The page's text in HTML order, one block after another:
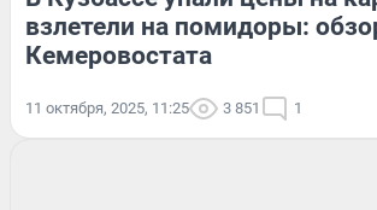
взлетели на помидоры:
Кемеровостата
11 октября, 2025, 11:25 3 851 1